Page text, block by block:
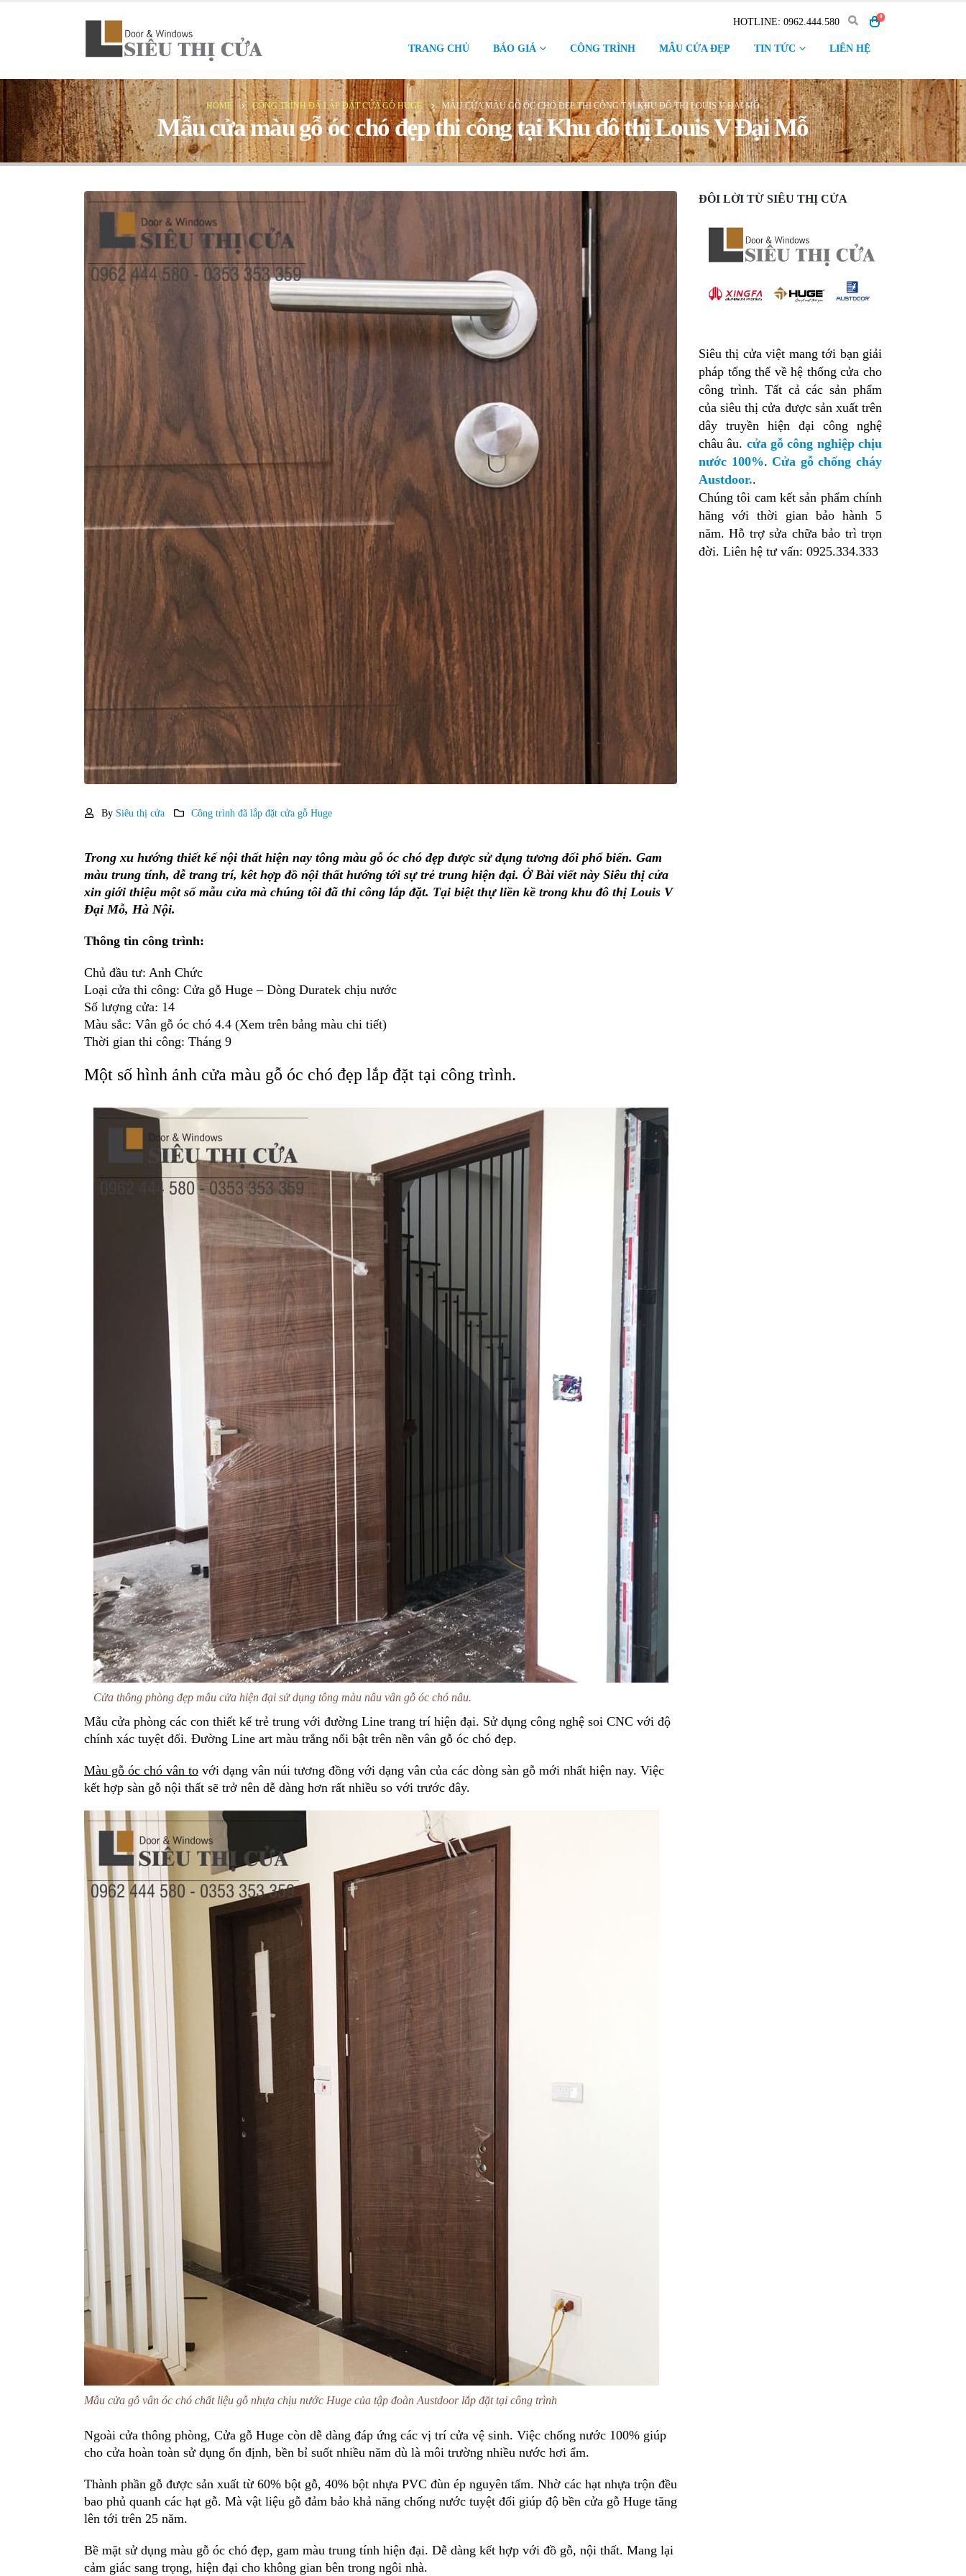
HOTLINE: 0962.444.580 0
TRANG CHỦ BÁO GIÁ CÔNG TRÌNH MẪU CỬA ĐẸP TIN TỨC LIÊN HỆ
HOME CÔNG TRÌNH ĐÃ LẮP ĐẶT CỬA GỖ HUGE MẪU CỬA MÀU GỖ ÓC CHÓ ĐẸP THI CÔNG TẠI KHU ĐÔ THỊ LOUIS V ĐẠI MỖ
Mẫu cửa màu gỗ óc chó đẹp thi công tại Khu đô thị Louis V Đại Mỗ
By Siêu thị cửa Công trình đã lắp đặt cửa gỗ Huge
Trong xu hướng thiết kế nội thất hiện nay tông màu gỗ óc chó đẹp được sử dụng tương đối phổ biến. Gam
màu trung tính, dễ trang trí, kêt hợp đồ nội thất hướng tới sự trẻ trung hiện đại. Ở Bài viết này Siêu thị cửa
xin giới thiệu một số mẫu cửa mà chúng tôi đã thi công lắp đặt. Tại biệt thự liền kề trong khu đô thị Louis V
Đại Mỗ, Hà Nội.
Thông tin công trình:
Chủ đầu tư: Anh Chức
Loại cửa thi công: Cửa gỗ Huge – Dòng Duratek chịu nước
Số lượng cửa: 14
Màu sắc: Vân gỗ óc chó 4.4 (Xem trên bảng màu chi tiết)
Thời gian thi công: Tháng 9
Một số hình ảnh cửa màu gỗ óc chó đẹp lắp đặt tại công trình.
Cửa thông phòng đẹp mẫu cửa hiện đại sử dụng tông màu nâu vân gỗ óc chó nâu.
Mẫu cửa phòng các con thiết kế trẻ trung với đường Line trang trí hiện đại. Sử dụng công nghệ soi CNC với độ
chính xác tuyệt đối. Đường Line art màu trắng nổi bật trên nền vân gỗ óc chó đẹp.
Màu gỗ óc chó vân to với dạng vân núi tương đồng với dạng vân của các dòng sàn gỗ mới nhất hiện nay. Việc
kết hợp sàn gỗ nội thất sẽ trở nên dễ dàng hơn rất nhiều so với trước đây.
Mẫu cửa gỗ vân óc chó chất liệu gỗ nhựa chịu nước Huge của tập đoàn Austdoor lắp đặt tại công trình
Ngoài cửa thông phòng, Cửa gỗ Huge còn dễ dàng đáp ứng các vị trí cửa vệ sinh. Việc chống nước 100% giúp
cho cửa hoàn toàn sử dụng ổn định, bền bỉ suốt nhiều năm dù là môi trường nhiều nước hơi ẩm.
Thành phần gỗ được sản xuất từ 60% bột gỗ, 40% bột nhựa PVC đùn ép nguyên tấm. Nhờ các hạt nhựa trộn đều
bao phủ quanh các hạt gỗ. Mà vật liệu gỗ đảm bảo khả năng chống nước tuyệt đối giúp độ bền cửa gỗ Huge tăng
lên tới trên 25 năm.
Bề mặt sử dụng màu gỗ óc chó đẹp, gam màu trung tính hiện đại. Dễ dàng kết hợp với đồ gỗ, nội thất. Mang lại
cảm giác sang trọng, hiện đại cho không gian bên trong ngôi nhà.
ĐÔI LỜI TỪ SIÊU THỊ CỬA
Siêu thị cửa việt mang tới bạn giải
pháp tổng thể về hệ thống cửa cho
công trình. Tất cả các sản phẩm
của siêu thị cửa được sản xuất trên
dây truyền hiện đại công nghệ
châu âu. cửa gỗ công nghiệp chịu
nước 100%.Cửa gỗ chống cháy
Austdoor..
Chúng tôi cam kết sản phẩm chính
hãng với thời gian bảo hành 5
năm. Hỗ trợ sửa chữa bảo trì trọn
đời. Liên hệ tư vấn: 0925.334.333